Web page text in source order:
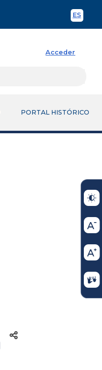
ES
Acceder
PORTAL HISTÓRICO